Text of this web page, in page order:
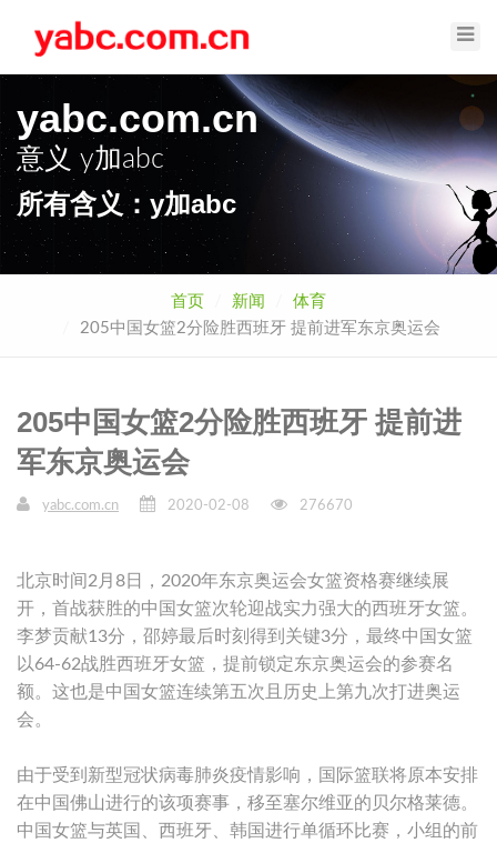
yabc.com.cn
意义y加abc
所有含义：y加abc
首页 新闻
体育
205中国女篮2分险胜西班牙 提前进军东京奥运会
205中国女篮2分险胜西班牙 提前进
军东京奥运会
yabc.com.cn 2020-02-08 276670
北京时间2月8日，2020年东京奥运会女篮资格赛继续展
开，首战获胜的中国女篮次轮迎战实力强大的西班牙女篮。
李梦贡献13分，邵婷最后时刻得到关键3分，最终中国女篮
以64-62战胜西班牙女篮，提前锁定东京奥运会的参赛名
额。这也是中国女篮连续第五次且历史上第九次打进奥运
会。
由于受到新型冠状病毒肺炎疫情影响，国际篮联将原本安排
在中国佛山进行的该项赛事，移至塞尔维亚的贝尔格莱德。
中国女篮与英国、西班牙、韩国进行单循环比赛，小组的前